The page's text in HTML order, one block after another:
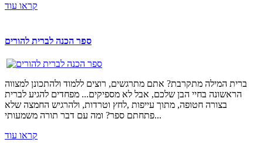
קראו עוד
ספר הכנה לברית להורים
ברית המילה מתקרבת? אתם מתרגשים, רוצים ללמוד ולהתכונן למצווה
הראשונה בחיי הבן שלכם, אבל לא מספיקים... מפחדים להגיע לברית
בצורה חטופה, מתוך עייפות ,לחץ וטרדות, ולהרגיש החמצה שלא
פתחתם ספר? ומה עם דבר תורה משמעותי...
קראו עוד